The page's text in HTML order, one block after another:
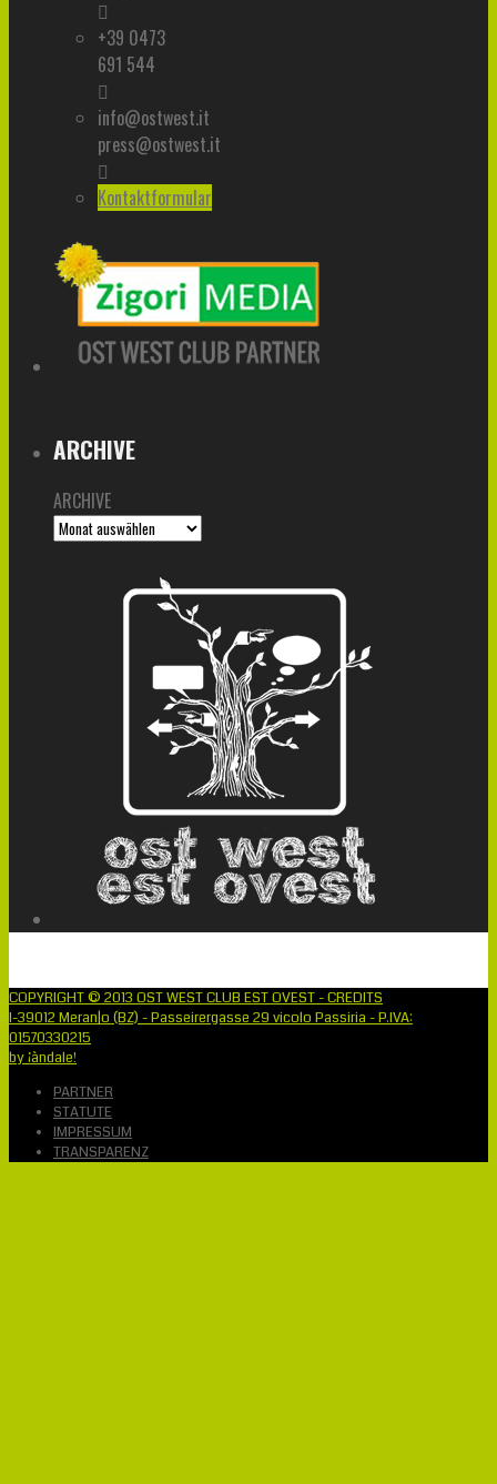
+39 0473
691 544
info@ostwest.it
press@ostwest.it
Kontaktformular
ARCHIVE
ARCHIVE
COPYRIGHT © 2013 OST WEST CLUB EST OVEST - CREDITS
I-39012 Meran|o (BZ) - Passeirergasse 29 vicolo Passiria - P.IVA:
01570330215
by ¡àndale!
PARTNER
STATUTE
IMPRESSUM
TRANSPARENZ